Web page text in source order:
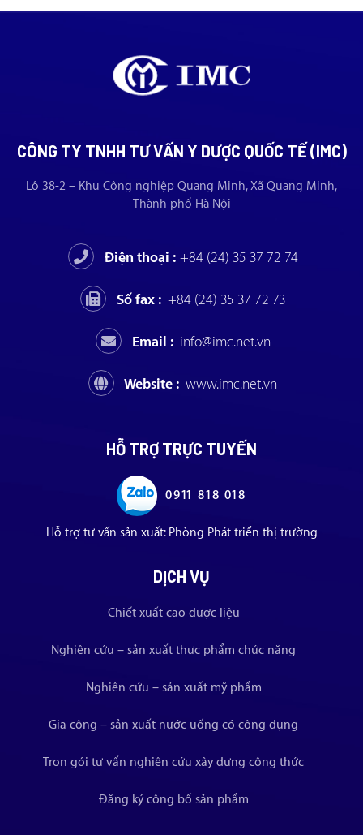
CÔNG TY TNHH TƯ VẤN Y DƯỢC QUỐC TẾ (IMC)
Lô 38-2 – Khu Công nghiệp Quang Minh, Xã Quang Minh,
Thành phố Hà Nội
Điện thoại : +84 (24) 35 37 72 74
Số fax : +84 (24) 35 37 72 73
Email : info@imc.net.vn
Website : www.imc.net.vn
HỖ TRỢ TRỰC TUYẾN
0911 818 018
Hỗ trợ tư vấn sản xuất: Phòng Phát triển thị trường
DỊCH VỤ
Chiết xuất cao dược liệu
Nghiên cứu – sản xuất thực phẩm chức năng
Nghiên cứu – sản xuất mỹ phẩm
Gia công – sản xuất nước uống có công dụng
Trọn gói tư vấn nghiên cứu xây dựng công thức
Đăng ký công bố sản phẩm